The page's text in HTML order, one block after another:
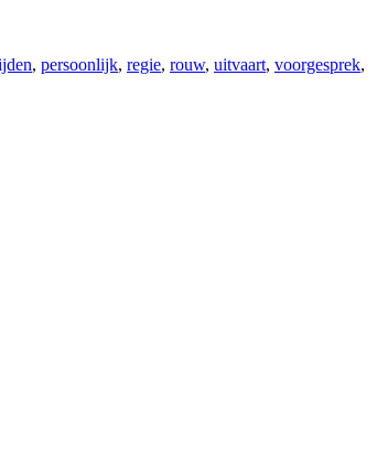
, persoonlijk, regie, rouw, uitvaart, voorgesprek,